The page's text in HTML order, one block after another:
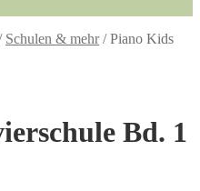
Schulen & mehr/Piano Kids
Bd. 1